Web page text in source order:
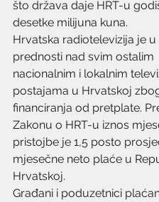
što država daje HRT-u
desetke milijuna kuna.
Hrvatska radiotelevizija je u
prednosti nad svim ostalim
nacionalnim i lokalnim
postajama u Hrvatskoj
financiranja od pretplate.
Zakonu o HRT-u iznos
pristojbe je 1,5 posto
mjesečne neto plaće u
Hrvatskoj.
Građani i poduzetnici